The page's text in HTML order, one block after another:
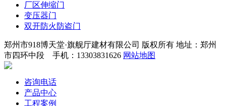
厂区伸缩门
变压器门
双开防火防盗门
郑州市918博天堂·旗舰厅建材有限公司 版权所有 地址：郑州
市四环中段 手机：13303831626 网站地图
咨询电话
产品中心
工程案例